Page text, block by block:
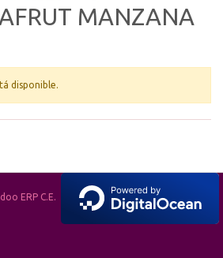
MANZANA
disponible.
ERP C.E.